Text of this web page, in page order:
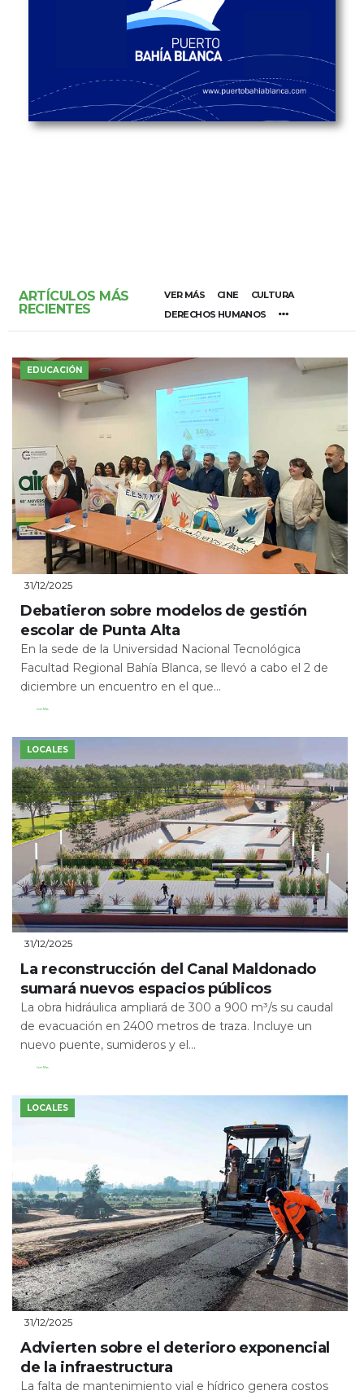
ARTÍCULOS MÁS
RECIENTES
VER MÁS CINE
CULTURA
DERECHOS HUMANOS
EDUCACIÓN
31/12/2025
Debatieron sobre modelos de gestión
escolar de Punta Alta
En la sede de la Universidad Nacional Tecnológica
Facultad Regional Bahía Blanca, se llevó a cabo el 2 de
diciembre un encuentro en el que...
Leer Más
LOCALES
31/12/2025
La reconstrucción del Canal Maldonado
sumará nuevos espacios públicos
La obra hidráulica ampliará de 300 a 900 m³/s su caudal
de evacuación en 2400 metros de traza. Incluye un
nuevo puente, sumideros y el...
Leer Más
LOCALES
31/12/2025
Advierten sobre el deterioro exponencial
de la infraestructura
La falta de mantenimiento vial e hídrico genera costos